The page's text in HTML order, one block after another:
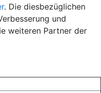
. Die diesbezüglichen
und
weiteren Partner der